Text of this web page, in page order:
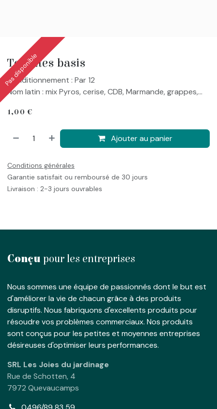
Tomates basis
Pas disponible
Conditionnement : Par 12
Nom latin : mix Pyros, cerise, CDB, Marmande, grappes,...
1,00 €
Ajouter au panier
Conditions générales
Garantie satisfait ou remboursé de 30 jours
Livraison : 2-3 jours ouvrables
Conçu pour les entreprises
Nous sommes une équipe de passionnés dont le but est
d'améliorer la vie de chacun grâce à des produits
disruptifs. Nous fabriquons d'excellents produits pour
résoudre vos problèmes commerciaux. Nos produits
sont conçus pour les petites et moyennes entreprises
désireuses d'optimiser leurs performances.
SRL Les Joies du jardinage
Rue de Schotten, 4
7972 Quevaucamps